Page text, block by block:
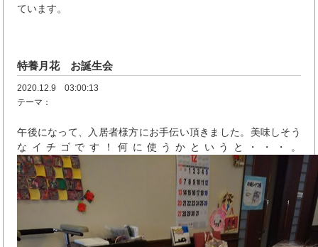
ています。
特養月花 お誕生会
2020.12.9 03:00:13
テーマ：
午後になって、入居者様方にお手伝い頂きました。美味しそう
なイチゴです！何に使うかというと・・・。